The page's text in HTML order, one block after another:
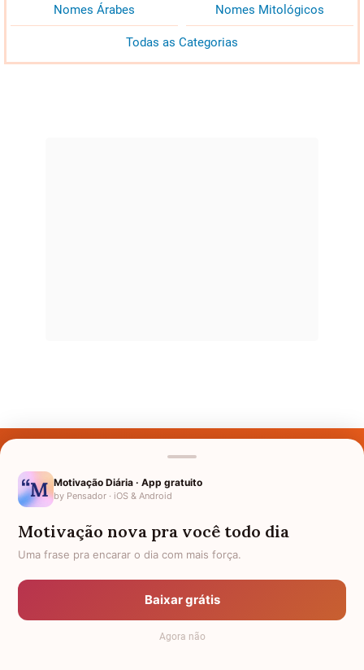
Nomes Árabes Nomes Mitológicos
Todas as Categorias
Nomes pelo Mundo
Política de Privacidade
Anuncie
Termos de Uso
Motivação Diária · App gratuito
by Pensador · iOS & Android
Motivação nova pra você todo dia
Uma frase pra encarar o dia com mais força.
Baixar grátis
Agora não